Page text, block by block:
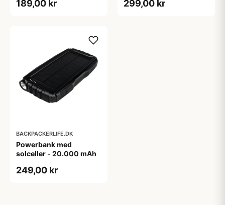
189,00 kr 299,00 kr
BACKPACKERLIFE.DK
Powerbank med
solceller - 20.000 mAh
249,00 kr